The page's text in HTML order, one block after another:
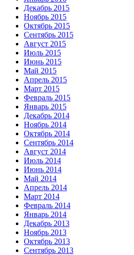
Декабрь 2015
Ноябрь 2015
Октябрь 2015
Сентябрь 2015
Август 2015
Июль 2015
Июнь 2015
Май 2015
Апрель 2015
Март 2015
Февраль 2015
Январь 2015
Декабрь 2014
Ноябрь 2014
Октябрь 2014
Сентябрь 2014
Август 2014
Июль 2014
Июнь 2014
Май 2014
Апрель 2014
Март 2014
Февраль 2014
Январь 2014
Декабрь 2013
Ноябрь 2013
Октябрь 2013
Сентябрь 2013